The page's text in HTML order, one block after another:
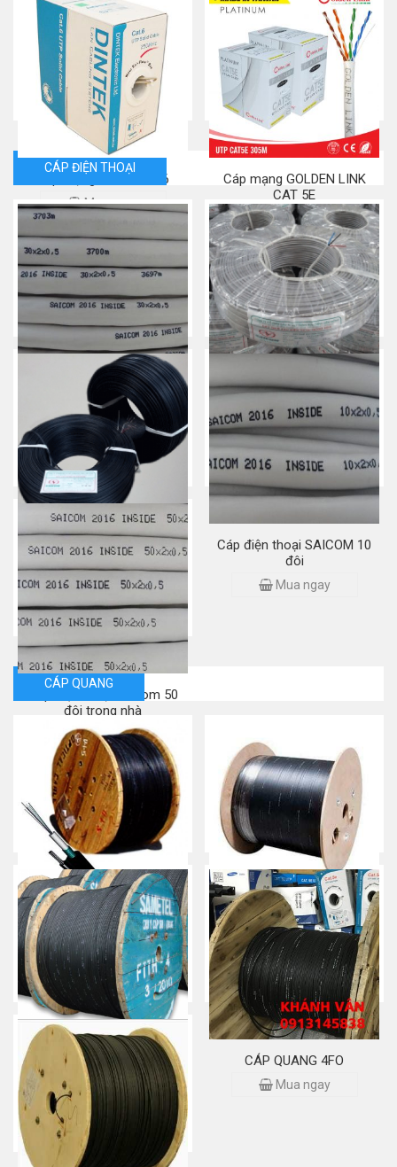
Cáp mạng LS Cat 6
Mua ngay
Cáp mạng Commscope
Krone Cat 6
Mua ngay
Cáp mạng Dintek Cat 6
Mua ngay
Cáp mạng GOLDEN LINK
CAT 5E
Mua ngay
CÁP ĐIỆN THOẠI
Cáp điện thoại SAICOM 30
đôi
Mua ngay
Dây điện thoại Saicom 2 đôi
Mua ngay
Cáp điện thoại 2 đôi ngoài
trời
Mua ngay
Cáp điện thoại SAICOM 10
đôi
Mua ngay
Cáp điện thoại Saicom 50
đôi trong nhà
Mua ngay
CÁP QUANG
Cáp quang SAICOM 8FO
Mua ngay
Cáp quang 2FO
Mua ngay
Cáp quang SAMETEL
Mua ngay
CÁP QUANG 4FO
Mua ngay